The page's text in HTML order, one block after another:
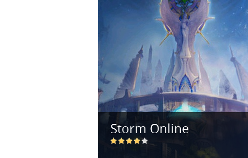
Storm Online